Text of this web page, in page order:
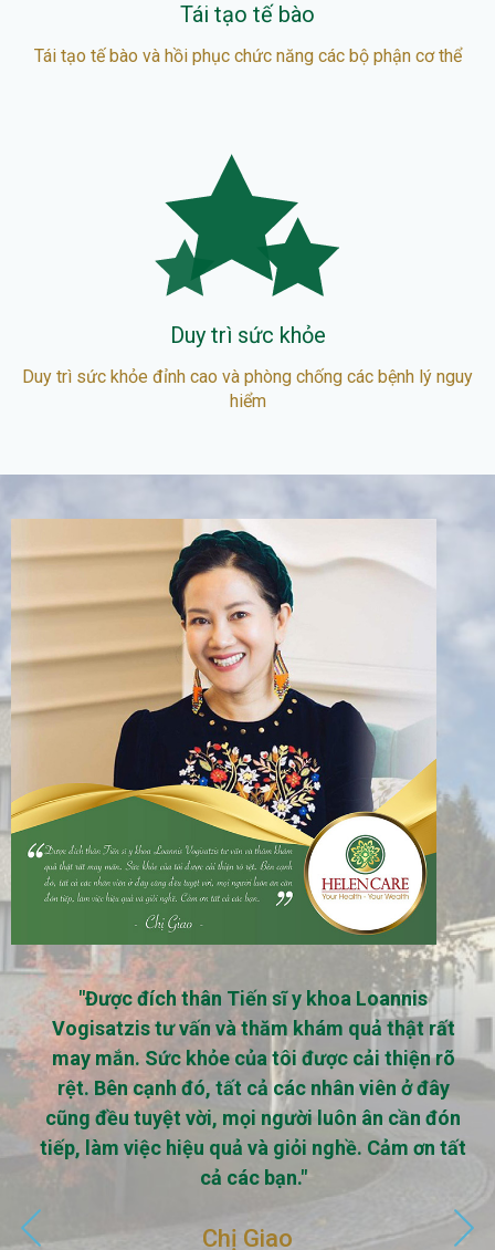
Tái tạo tế bào
Tái tạo tế bào và hồi phục chức năng các bộ phận cơ thể
Duy trì sức khỏe
Duy trì sức khỏe đỉnh cao và phòng chống các bệnh lý nguy
hiểm
"Ai nói gì thì tôi không rõ nhưng sau khi dùng
liệu trình detox thải độc gan mật từ Thụy Sỹ
của HelenCare tôi phát bóng xa hơn… và còn
nhỏ được cái bụng. Golfers nên thải độc."
Anh Nathan Nguyễn
Golfer - CEO Jio Health